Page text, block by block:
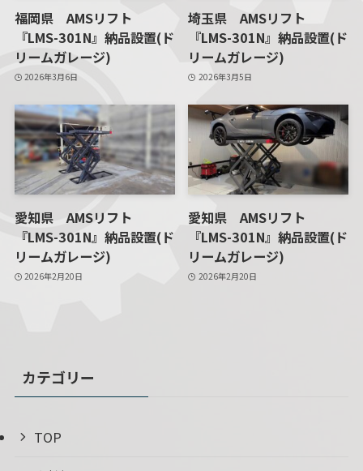
福岡県 AMSリフト
『LMS-301N』納品設置(ド
リームガレージ)
2026年3月6日
埼玉県 AMSリフト
『LMS-301N』納品設置(ド
リームガレージ)
2026年3月5日
愛知県 AMSリフト
『LMS-301N』納品設置(ド
リームガレージ)
2026年2月20日
愛知県 AMSリフト
『LMS-301N』納品設置(ド
リームガレージ)
2026年2月20日
カテゴリー
TOP